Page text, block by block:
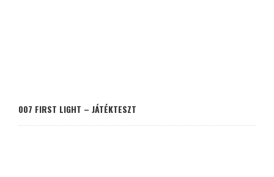
007 FIRST LIGHT – JÁTÉKTESZT